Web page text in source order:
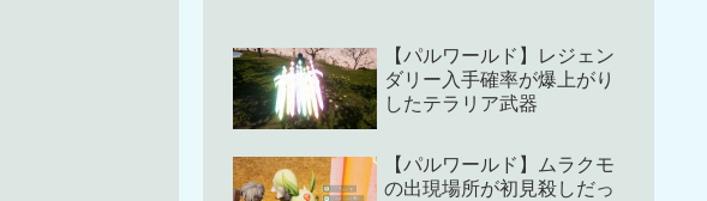
【パルワールド】レジェン
ダリー入手確率が爆上がり
したテラリア武器
【パルワールド】ムラクモ
の出現場所が初見殺しだっ